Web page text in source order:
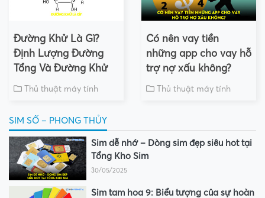
Đường Khử Là Gì?
Định Lượng Đường
Tổng Và Đường Khử
Thủ thuật máy tính
Có nên vay tiền
những app cho vay hỗ
trợ nợ xấu không?
Thủ thuật máy tính
SIM SỐ – PHONG THỦY
Sim dễ nhớ – Dòng sim đẹp siêu hot tại
Tổng Kho Sim
30/05/2025
Sim tam hoa 9: Biểu tượng của sự hoàn